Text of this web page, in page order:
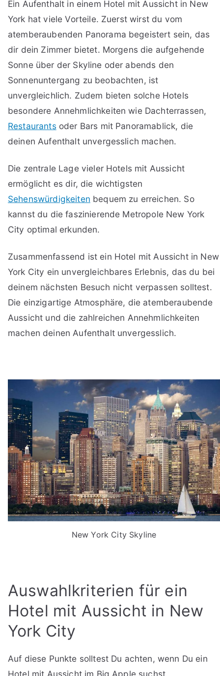
Ein Aufenthalt in einem Hotel mit Aussicht in New
York hat viele Vorteile. Zuerst wirst du vom
atemberaubenden Panorama begeistert sein, das
dir dein Zimmer bietet. Morgens die aufgehende
Sonne über der Skyline oder abends den
Sonnenuntergang zu beobachten, ist
unvergleichlich. Zudem bieten solche Hotels
besondere Annehmlichkeiten wie Dachterrassen,
Restaurantsoder Bars mit Panoramablick, die
deinen Aufenthalt unvergesslich machen.
Die zentrale Lage vieler Hotels mit Aussicht
ermöglicht es dir, die wichtigsten
Sehenswürdigkeiten bequem zu erreichen. So
kannst du die faszinierende Metropole New York
City optimal erkunden.
Zusammenfassend ist ein Hotel mit Aussicht in New
York City ein unvergleichbares Erlebnis, das du bei
deinem nächsten Besuch nicht verpassen solltest.
Die einzigartige Atmosphäre, die atemberaubende
Aussicht und die zahlreichen Annehmlichkeiten
machen deinen Aufenthalt unvergesslich.
New York City Skyline
Auswahlkriterien für ein
Hotel mit Aussicht in New
York City
Auf diese Punkte solltest Du achten, wenn Du ein
Hotel mit Aussicht im Big Apple suchst.